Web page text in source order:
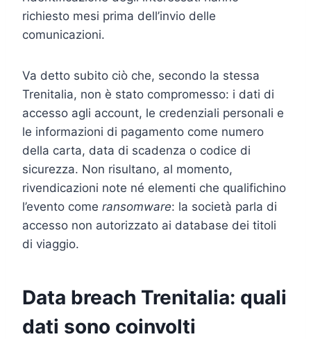
richiesto mesi prima dell’invio delle
comunicazioni.
Va detto subito ciò che, secondo la stessa
Trenitalia, non è stato compromesso: i dati di
accesso agli account, le credenziali personali e
le informazioni di pagamento come numero
della carta, data di scadenza o codice di
sicurezza. Non risultano, al momento,
rivendicazioni note né elementi che qualifichino
l’evento come ransomware: la società parla di
accesso non autorizzato ai database dei titoli
di viaggio.
Data breach Trenitalia: quali
dati sono coinvolti